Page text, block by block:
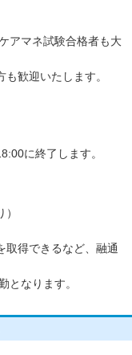
アマネ試験合格者も大
歓迎いたします。
に終了します。
取得できるなど、融通
となります。